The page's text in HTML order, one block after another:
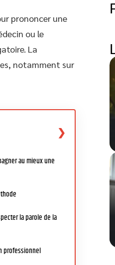
prononcer une
ou le
La
notamment sur
au mieux une
la parole de la
professionnel